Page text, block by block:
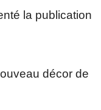
la publication
décor de